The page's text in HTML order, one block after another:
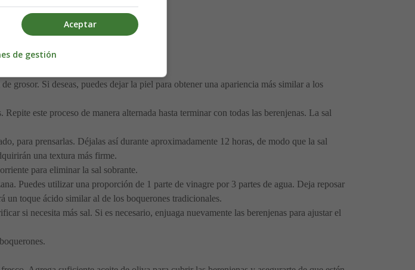
grosor. Si deseas, puedes dejar la piel para obtener una apariencia más similar a los
este proceso de manera alternada hasta terminar con todas las berenjenas. La sal
para prensarlas. Déjalas así durante aproximadamente 12 horas, de modo que la sal
una textura más firme.
para eliminar la sal sobrante.
Puedes utilizar una proporción de 1 parte de vinagre por 3 partes de agua. Deja reposar
un toque ácido similar al de los boquerones tradicionales.
si necesita más sal. Si es necesario, enjuaga nuevamente las berenjenas para ajustar el
Aceptar
de gestión